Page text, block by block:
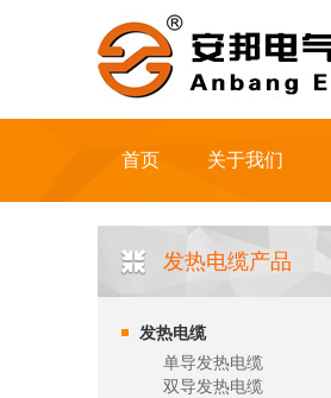
首页 关于我们
发热电缆产品
发热电缆
单导发热电缆
双导发热电缆